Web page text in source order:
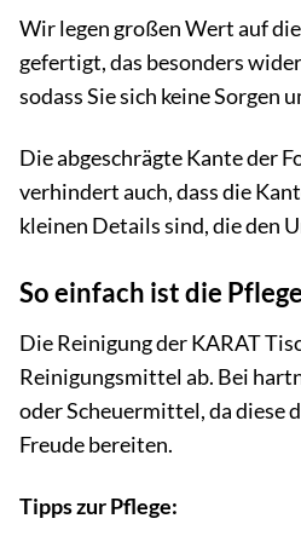
Wir legen großen Wert auf
gefertigt, das besonders
sodass Sie sich keine Sorgen
Die abgeschrägte Kante der
verhindert auch, dass die
kleinen Details sind, die den
So einfach ist die
Die Reinigung der KARAT
Reinigungsmittel ab. Bei
oder Scheuermittel, da diese
Freude bereiten.
Tipps zur Pflege: